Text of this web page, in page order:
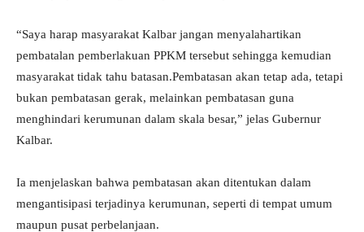
“Saya harap masyarakat Kalbar jangan menyalahartikan
pembatalan pemberlakuan PPKM tersebut sehingga kemudian
masyarakat tidak tahu batasan.Pembatasan akan tetap ada, tetapi
bukan pembatasan gerak, melainkan pembatasan guna
menghindari kerumunan dalam skala besar,” jelas Gubernur
Kalbar.
Ia menjelaskan bahwa pembatasan akan ditentukan dalam
mengantisipasi terjadinya kerumunan, seperti di tempat umum
maupun pusat perbelanjaan.